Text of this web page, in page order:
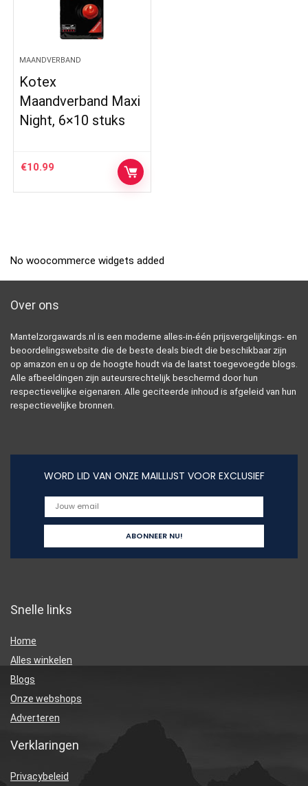
MAANDVERBAND
Kotex
Maandverband Maxi
Night, 6×10 stuks
€10.99
No woocommerce widgets added
Over ons
Mantelzorgawards.nl is een moderne alles-in-één prijsvergelijkings- en
beoordelingswebsite die de beste deals biedt die beschikbaar zijn
op amazon en u op de hoogte houdt via de laatst toegevoegde blogs.
Alle afbeeldingen zijn auteursrechtelijk beschermd door hun
respectievelijke eigenaren. Alle geciteerde inhoud is afgeleid van hun
respectievelijke bronnen.
WORD LID VAN ONZE MAILLIJST VOOR EXCLUSIEF
Snelle links
Home
Alles winkelen
Blogs
Onze webshops
Adverteren
Verklaringen
Privacybeleid